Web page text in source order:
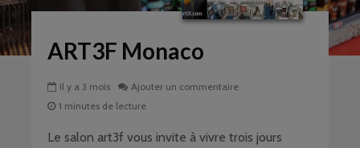
ART3F Monaco
Il y a 3 mois
Ajouter un commentaire
1 minutes de lecture
Le salon art3f vous invite à vivre trois jours